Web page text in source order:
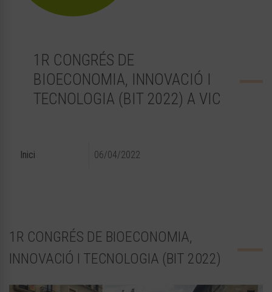
1R CONGRÉS DE
BIOECONOMIA, INNOVACIÓ I
TECNOLOGIA (BIT 2022) A VIC
Inici 06/04/2022
1R CONGRÉS DE BIOECONOMIA,
INNOVACIÓ I TECNOLOGIA (BIT 2022)